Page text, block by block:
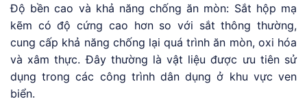
Độ bền cao và khả năng chống ăn mòn: Sắt hộp mạ
kẽm có độ cứng cao hơn so với sắt thông thường,
cung cấp khả năng chống lại quá trình ăn mòn, oxi hóa
và xâm thực. Đây thường là vật liệu được ưu tiên sử
dụng trong các công trình dân dụng ở khu vực ven
biển.